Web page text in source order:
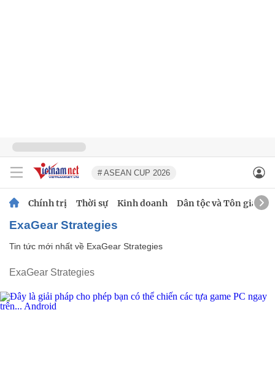
# ASEAN CUP 2026
Chính trị Thời sự Kinh doanh Dân tộc và Tôn giáo
ExaGear Strategies
Tin tức mới nhất về ExaGear Strategies
ExaGear Strategies